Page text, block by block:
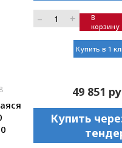
– +
В
корзину
Купить в 1
49 851
Купить